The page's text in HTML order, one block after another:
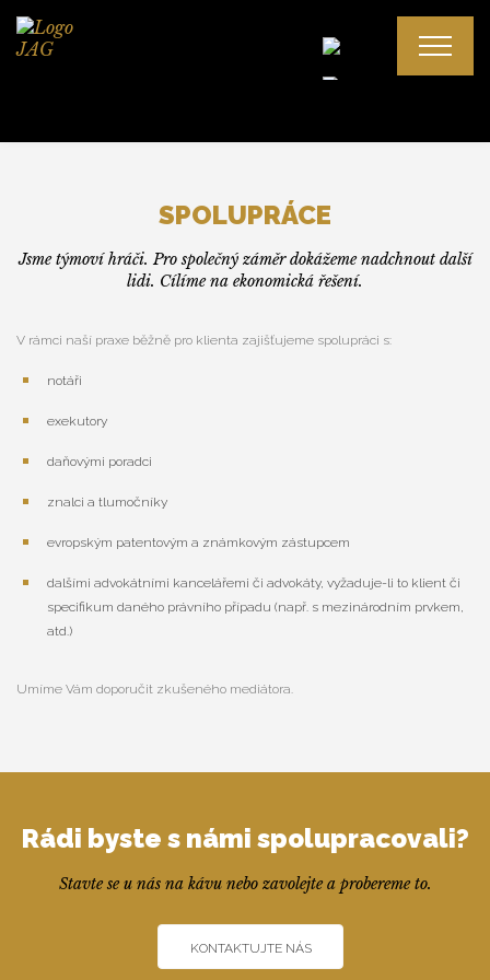
Odměna advokáta
Spor s advokátem
Mgr. Alena Gajdošová, LL. M.
Mgr. Ján Gajdoš, LL. M.
SPOLUPRÁCE
Jsme týmoví hráči. Pro společný záměr dokážeme nadchnout další
lidi. Cílíme na ekonomická řešení.
V rámci naší praxe běžně pro klienta zajišťujeme spolupráci s:
notáři
exekutory
daňovými poradci
znalci a tlumočníky
evropským patentovým a známkovým zástupcem
dalšími advokátními kancelářemi či advokáty, vyžaduje-li to klient či
specifikum daného právního případu (např. s mezinárodním prvkem,
atd.)
Umíme Vám doporučit zkušeného mediátora.
Rádi byste s námi spolupracovali?
Stavte se u nás na kávu nebo zavolejte a probereme to.
KONTAKTUJTE NÁS